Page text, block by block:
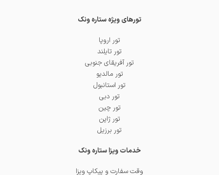
تورهای ویژه ستاره ونک
تور اروپا
تور تایلند
تور آفریقای جنوبی
تور مالدیو
تور استانبول
تور دبی
تور چین
تور ژاپن
تور برزیل
خدمات ویزا ستاره ونک
وقت سفارت و پیکاپ ویزا